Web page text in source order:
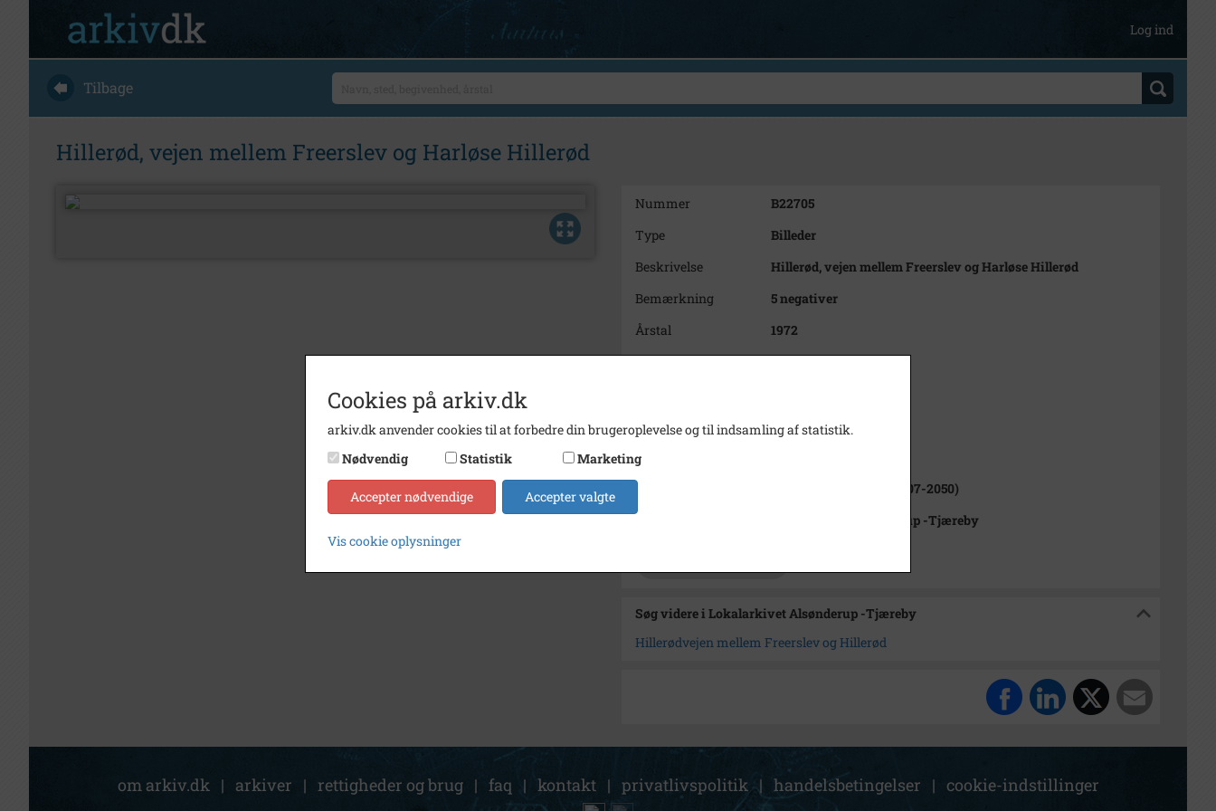
Log ind
Tilbage
Hillerød, vejen mellem Freerslev og Harløse Hillerød
Nummer
B22705
Type
Billeder
Beskrivelse
Hillerød, vejen mellem Freerslev og Harløse Hillerød
Bemærkning
5 negativer
Årstal
1972
Dateringsnote
19/1 1972
Se på kort
Type
Enhed
Hillerød Kommune (2007-2050)
Arkiv
Lokalarkivet Alsønderup -Tjæreby
Søg videre i Lokalarkivet Alsønderup -Tjæreby
Hillerødvejen mellem Freerslev og Hillerød
om arkiv.dk | arkiver | rettigheder og brug | faq | kontakt | privatlivspolitik | handelsbetingelser | cookie-indstillinger
Cookies på arkiv.dk
arkiv.dk anvender cookies til at forbedre din brugeroplevelse og til indsamling af statistik.
Nødvendig
Statistik Marketing
Accepter nødvendige Accepter valgte
Vis cookie oplysninger